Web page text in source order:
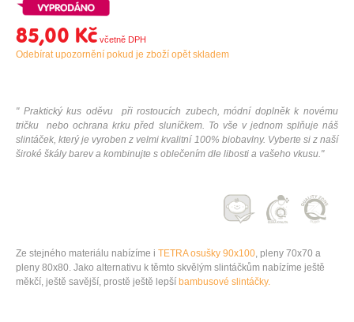
85,00 Kč
Odebírat upozornění pokud je zboží opět skladem
" Praktický kus oděvu při rostoucích zubech, módní doplněk k novému
tričku nebo ochrana krku před sluníčkem. To vše v jednom splňuje náš
slintáček, který je vyroben z velmi kvalitní 100% biobavlny. Vyberte si z naší
široké škály barev a kombinujte s oblečením dle libosti a vašeho vkusu."
Ze stejného materiálu nabízíme i TETRA osušky 90x100, pleny 70x70 a
pleny 80x80. Jako alternativu k těmto skvělým slintáčkům nabízíme ještě
měkčí, ještě savější, prostě ještě lepší bambusové slintáčky.